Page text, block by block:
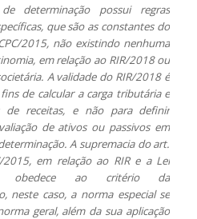
determinação possui regras
que são as constantes do
2015, não existindo nenhuma
em relação ao RIR/2018 ou
A validade do RIR/2018 é
de calcular a carga tributária e
de receitas, e não para definir
de ativos ou passivos em
A supremacia do art.
2015, em relação ao RIR e a Lei
obedece ao critério da
neste caso, a norma especial se
geral, além da sua aplicação